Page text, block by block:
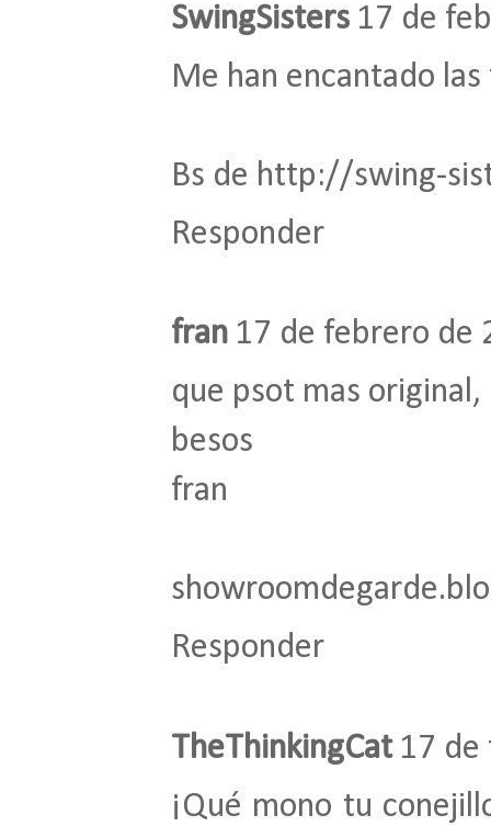
SwingSisters 17 de
Me han encantado
Bs de http://swing-
Responder
fran 17 de febrero de
que psot mas
besos
fran
Responder
TheThinkingCat 17 de
¡Qué mono tu